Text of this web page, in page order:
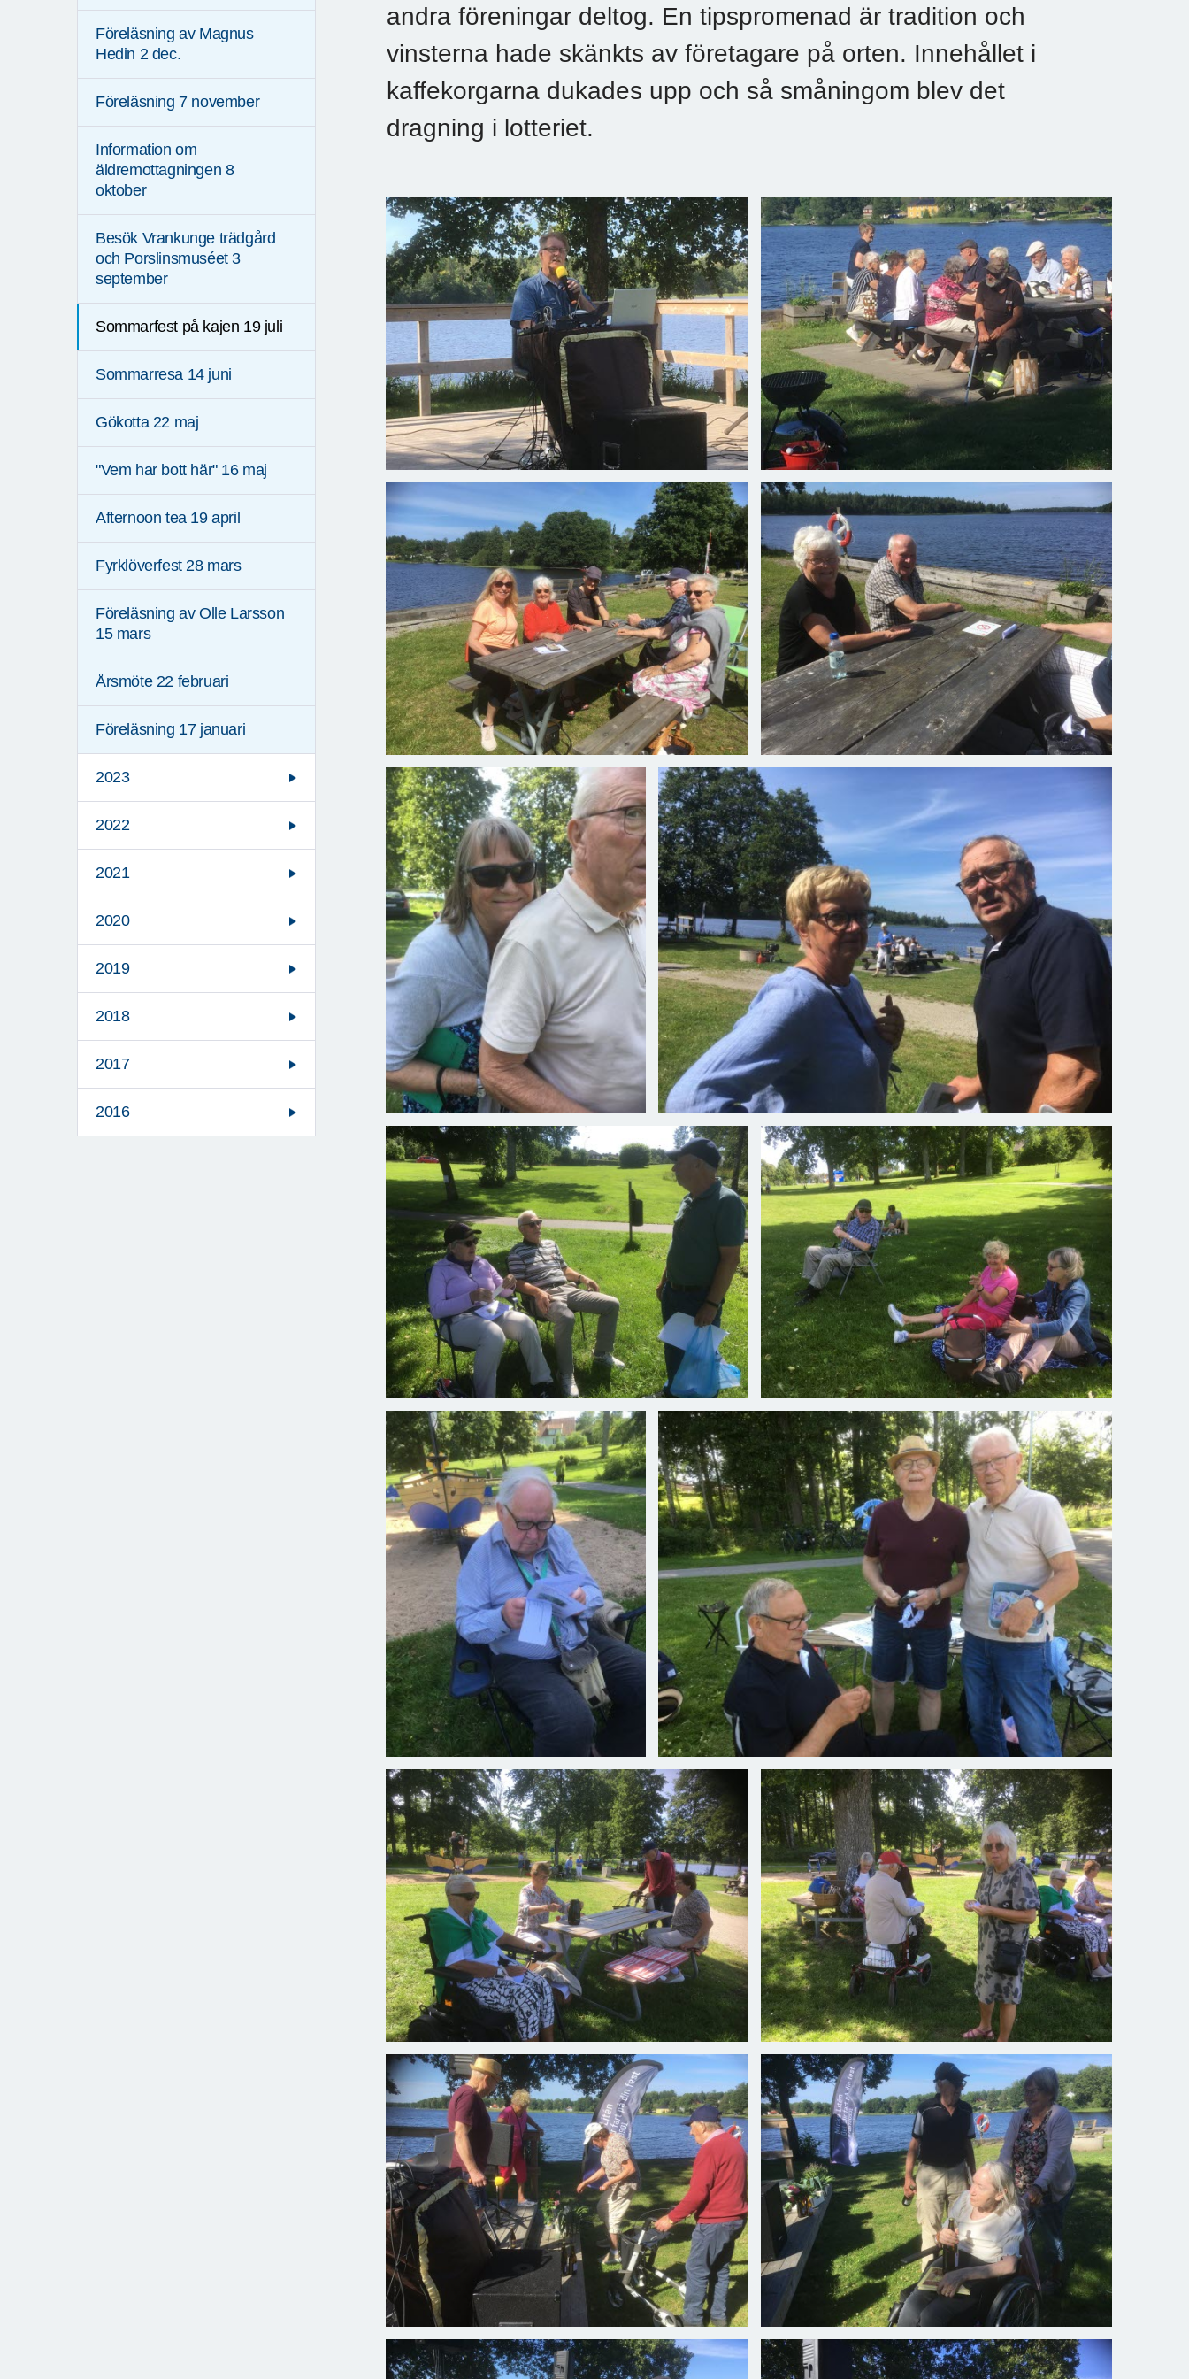
Föreläsning av Magnus
Hedin 2 dec.
Föreläsning 7 november
Information om
äldremottagningen 8
oktober
Besök Vrankunge trädgård
och Porslinsmuséet 3
september
Sommarfest på kajen 19 juli
Sommarresa 14 juni
Gökotta 22 maj
"Vem har bott här" 16 maj
Afternoon tea 19 april
Fyrklöverfest 28 mars
Föreläsning av Olle Larsson
15 mars
Årsmöte 22 februari
Föreläsning 17 januari
2023
2022
2021
2020
2019
2018
2017
2016
andra föreningar deltog. En tipspromenad är tradition och
vinsterna hade skänkts av företagare på orten. Innehållet i
kaffekorgarna dukades upp och så småningom blev det
dragning i lotteriet.